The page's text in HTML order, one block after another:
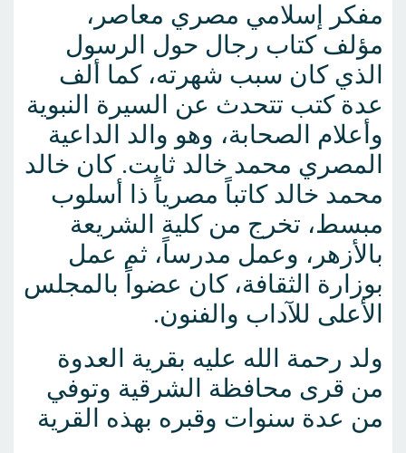
مفكر إسلامي مصري معاصر،
مؤلف كتاب رجال حول الرسول
الذي كان سبب شهرته، كما ألف
عدة كتب تتحدث عن السيرة النبوية
وأعلام الصحابة، وهو والد الداعية
المصري محمد خالد ثابت. كان خالد
محمد خالد كاتباً مصرياً ذا أسلوب
مبسط، تخرج من كلية الشريعة
بالأزهر، وعمل مدرساً، ثم عمل
بوزارة الثقافة، كان عضواً بالمجلس
الأعلى للآداب والفنون.
ولد رحمة الله عليه بقرية العدوة
من قرى محافظة الشرقية وتوفي
من عدة سنوات وقبره بهذه القرية